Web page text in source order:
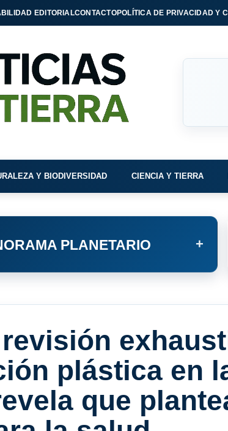
EDITORIALCONTACTOPOLÍTICA DE PRIVACIDAD Y
Y BIODIVERSIDAD CIENCIA Y TIERRA
PLANETARIO +
plástica en
que